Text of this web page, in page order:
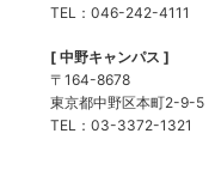
TEL：046-242-4111
[ 中野キャンパス ]
〒164-8678
東京都中野区本町2-9-5
TEL：03-3372-1321